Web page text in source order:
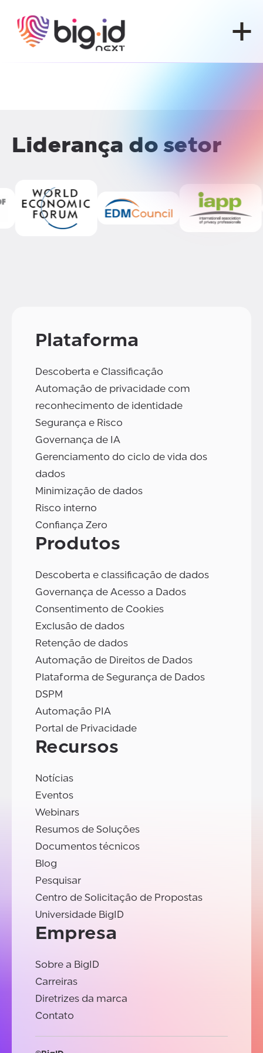
Liderança do setor
Plataforma
Descoberta e Classificação
Automação de privacidade com
reconhecimento de identidade
Segurança e Risco
Governança de IA
Gerenciamento do ciclo de vida dos
dados
Minimização de dados
Risco interno
Confiança Zero
Produtos
Descoberta e classificação de dados
Governança de Acesso a Dados
Consentimento de Cookies
Exclusão de dados
Retenção de dados
Automação de Direitos de Dados
Plataforma de Segurança de Dados
DSPM
Automação PIA
Portal de Privacidade
Recursos
Notícias
Eventos
Webinars
Resumos de Soluções
Documentos técnicos
Blog
Pesquisar
Centro de Solicitação de Propostas
Universidade BigID
Empresa
Sobre a BigID
Carreiras
Diretrizes da marca
Contato